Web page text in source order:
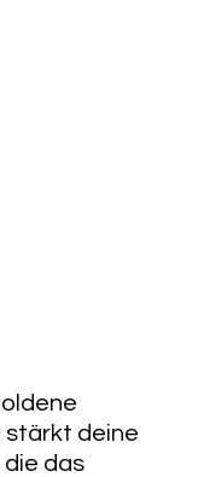
stärkt deine
die das